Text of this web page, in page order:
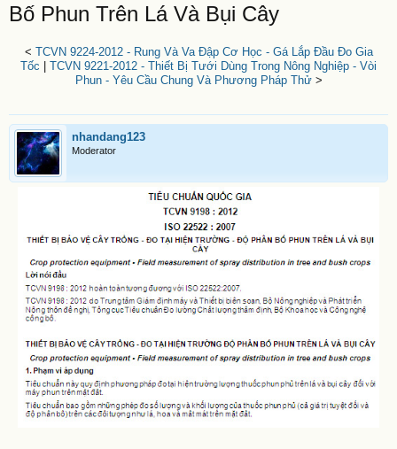
Bố Phun Trên Lá Và Bụi Cây
< TCVN 9224-2012 - Rung Và Va Đập Cơ Học - Gá Lắp Đầu Đo Gia
Tốc
TCVN 9221-2012 - Thiết Bị Tưới Dùng Trong Nông Nghiệp - Vòi
Phun - Yêu Cầu Chung Và Phương Pháp Thử>
nhandang123
Moderator